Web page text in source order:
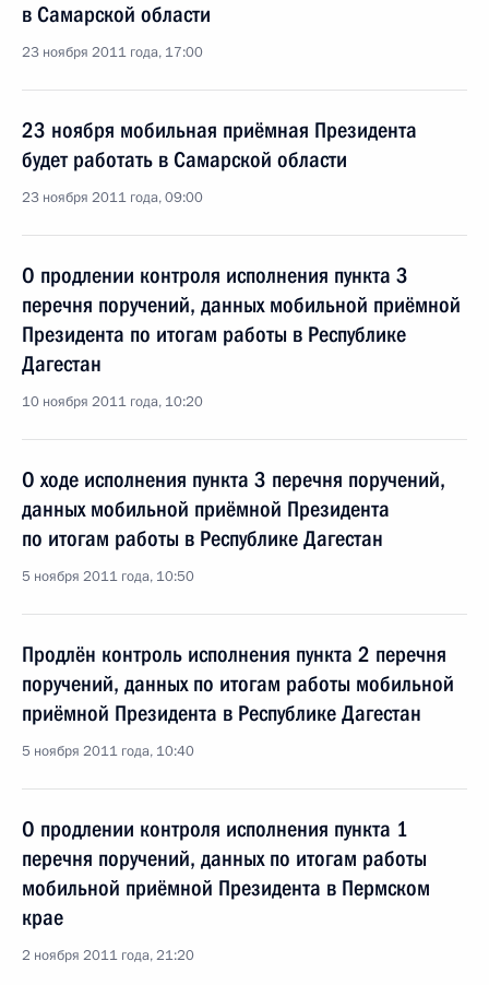
в Самарской области
23 ноября 2011 года, 17:00
23 ноября мобильная приёмная Президента
будет работать в Самарской области
23 ноября 2011 года, 09:00
О продлении контроля исполнения пункта 3
перечня поручений, данных мобильной приёмной
Президента по итогам работы в Республике
Дагестан
10 ноября 2011 года, 10:20
О ходе исполнения пункта 3 перечня поручений,
данных мобильной приёмной Президента
по итогам работы в Республике Дагестан
5 ноября 2011 года, 10:50
Продлён контроль исполнения пункта 2 перечня
поручений, данных по итогам работы мобильной
приёмной Президента в Республике Дагестан
5 ноября 2011 года, 10:40
О продлении контроля исполнения пункта 1
перечня поручений, данных по итогам работы
мобильной приёмной Президента в Пермском
крае
2 ноября 2011 года, 21:20